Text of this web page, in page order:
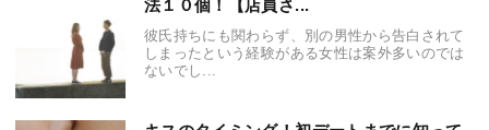
法１０個！【店員さ...
彼氏持ちにも関わらず、別の男性から告白されて
しまったという経験がある女性は案外多いのでは
ないでし...